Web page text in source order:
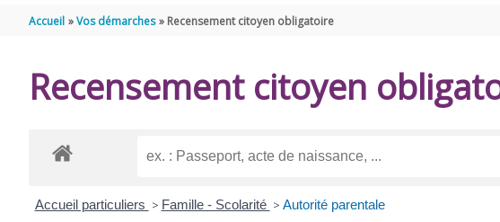
Accueil Vos démarches Recensement citoyen obligatoire
Recensement citoyen
Accueil particuliers > Famille - Scolarité > Autorité parentale